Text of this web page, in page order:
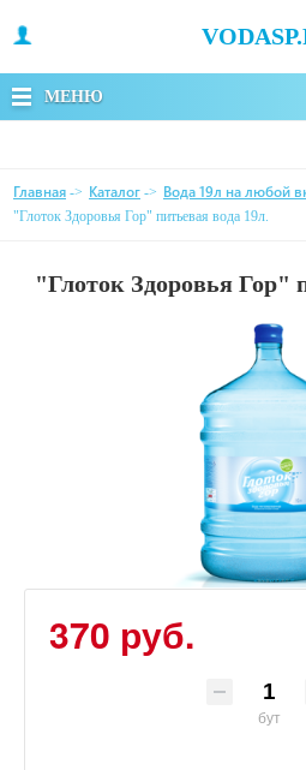
МЕНЮ
Главная -> Каталог -> Вода 19л на любой
"Глоток Здоровья Гор" питьевая вода 19л.
"Глоток Здоровья Гор"
370 руб.
бут